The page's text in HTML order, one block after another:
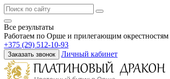
Все результаты
Работаем по Орше и прилегающим окрестностям
+375 (29) 512-10-93
Заказать звонок Личный кабинет